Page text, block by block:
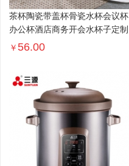
茶杯陶瓷带盖杯骨瓷水杯会议杯
办公杯酒店商务开会水杯子定制
￥ 56.00